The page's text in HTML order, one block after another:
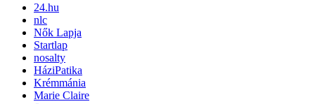
24.hu
nlc
Nők Lapja
Startlap
nosalty
HáziPatika
Krémmánia
Marie Claire